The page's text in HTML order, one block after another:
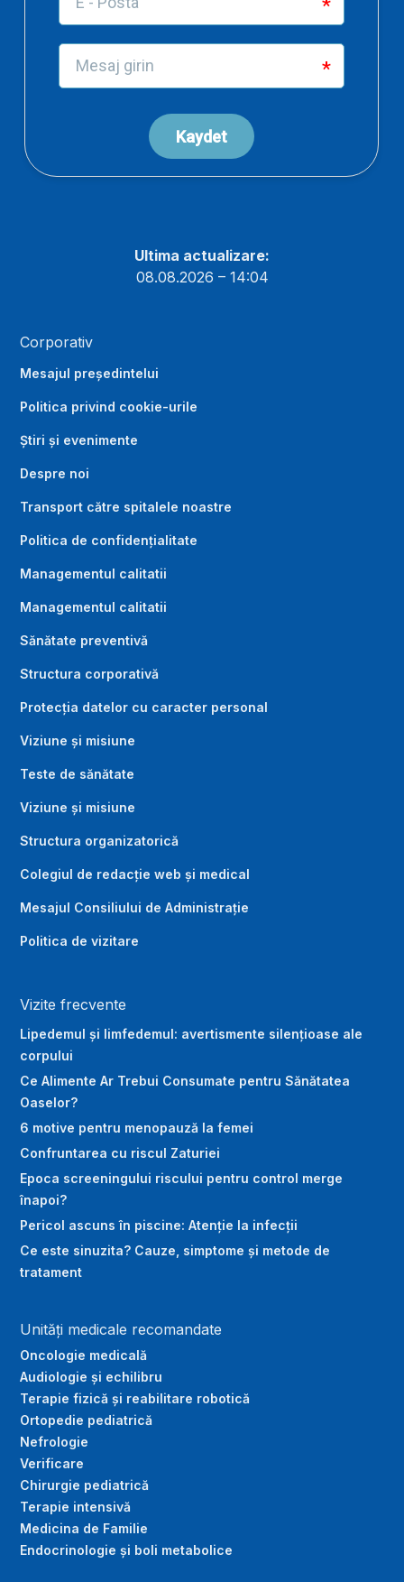
Ultima actualizare:
08.08.2026 – 14:04
Corporativ
Mesajul președintelui
Politica privind cookie-urile
Știri și evenimente
Despre noi
Transport către spitalele noastre
Politica de confidențialitate
Managementul calitatii
Managementul calitatii
Sănătate preventivă
Structura corporativă
Protecția datelor cu caracter personal
Viziune și misiune
Teste de sănătate
Viziune și misiune
Structura organizatorică
Colegiul de redacție web și medical
Mesajul Consiliului de Administrație
Politica de vizitare
Vizite frecvente
Lipedemul și limfedemul: avertismente silențioase ale
corpului
Ce Alimente Ar Trebui Consumate pentru Sănătatea
Oaselor?
6 motive pentru menopauză la femei
Confruntarea cu riscul Zaturiei
Epoca screeningului riscului pentru control merge
înapoi?
Pericol ascuns în piscine: Atenție la infecții
Ce este sinuzita? Cauze, simptome și metode de
tratament
Unități medicale recomandate
Oncologie medicală
Audiologie și echilibru
Terapie fizică și reabilitare robotică
Ortopedie pediatrică
Nefrologie
Verificare
Chirurgie pediatrică
Terapie intensivă
Medicina de Familie
Endocrinologie și boli metabolice